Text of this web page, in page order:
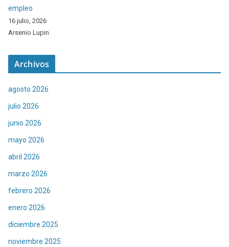
empleo
16 julio, 2026
Arsenio Lupin
Archivos
agosto 2026
julio 2026
junio 2026
mayo 2026
abril 2026
marzo 2026
febrero 2026
enero 2026
diciembre 2025
noviembre 2025